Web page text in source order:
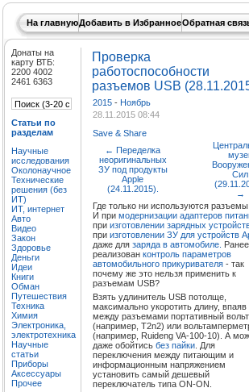
На главнуюДобавить в ИзбранноеОбратная
Донаты на
карту ВТБ:
2200 4002
2461 6363
Статьи по
разделам
Научные
исследования
Околонаучное
Технические
решения (без
ИТ)
ИТ, интернет
Авто
Видео
Закон
Здоровье
Деньги
Идеи
Книги
Обман
Путешествия
Техника
Химия
Электроника,
электротехника
Научные
статьи
Приборы
Аксессуары
Прочее
Проверка
работоспособности
разъемов USB
2015 - Ноябрь
28.11.2015 08:44
Save & Share
← Переделка
неоригинальных
ЗУ под продукты
Apple
(24.11.2015).
Сил
→
Где только ни используются разъемы
И при модернизации адаптеров
при изготовлении зарядных
при изготовлении ЗУ для устройств
даже для заряда в автомобиле.
реализован контроль параметров
автомобильного прикуривателя - так
почему же это нельзя применить к
разъемам USB?
Взять удлинитель USB потолще,
максимально укоротить длину, впаяв
между разъемами портативный
(например, T2n2) или
(например, Ruideng VA-100-10). А
даже обойтись без пайки . Для
переключения между питающим и
информационным напряжением
установить самый дешевый
переключатель типа ON-ON.